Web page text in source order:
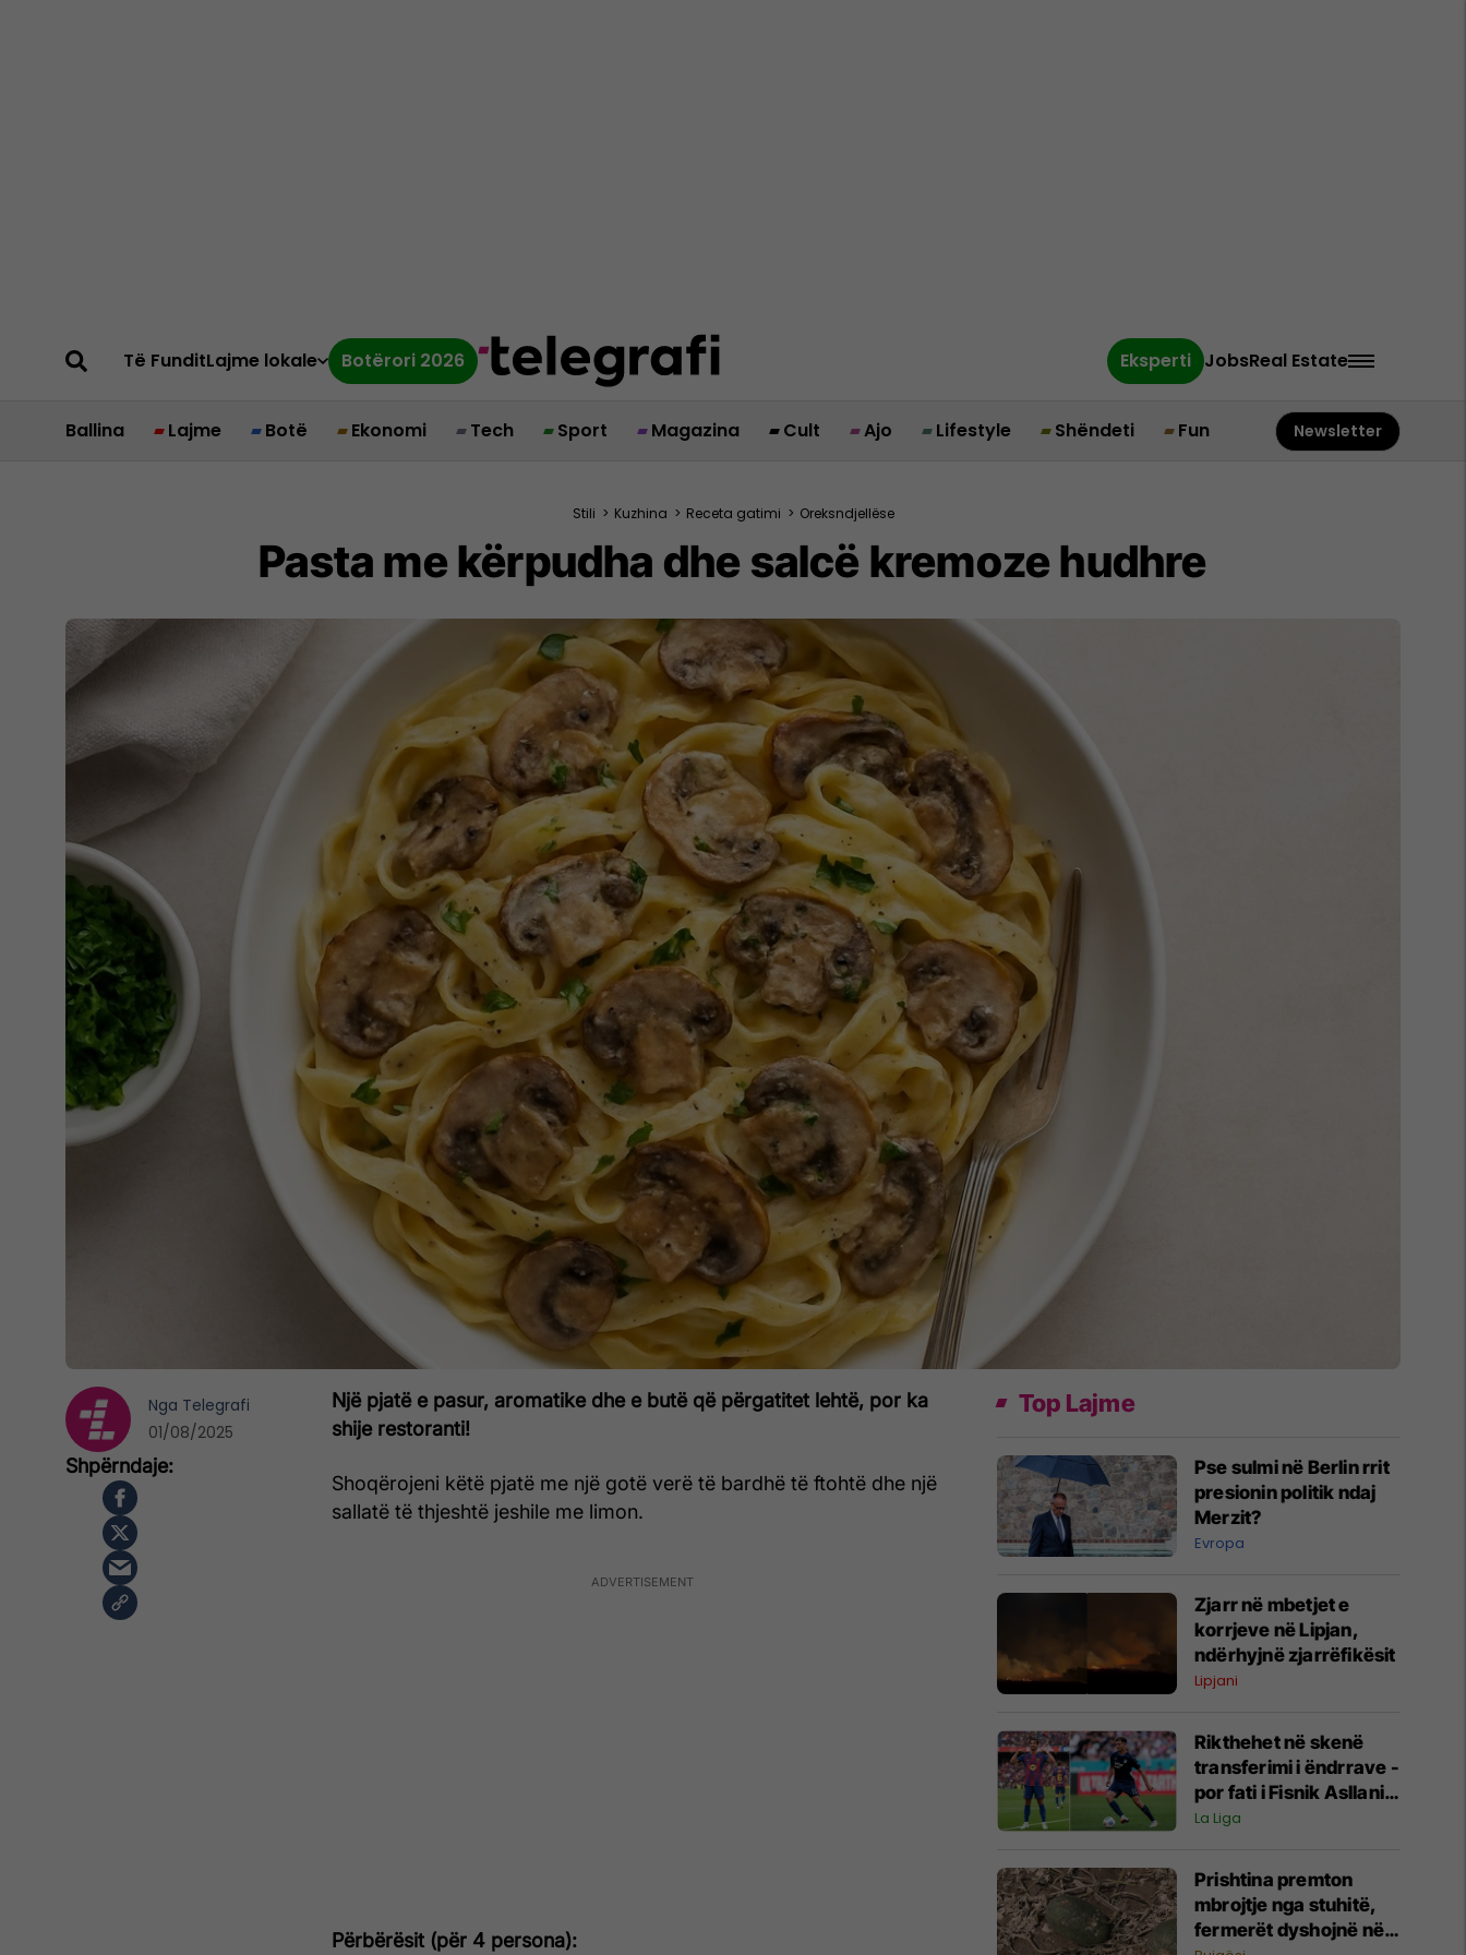
Të FunditLajme lokale Botërori 2026 Eksperti JobsReal Estate
Ballina Lajme Botë Ekonomi Tech Sport Magazina Cult Ajo Lifestyle Shëndeti Fun Newsletter
Stili > Kuzhina > Receta gatimi > Oreksndjellëse
Pasta me kërpudha dhe salcë kremoze hudhre
Një pjatë e pasur, aromatike dhe e butë që përgatitet lehtë, por ka
shije restoranti!
Shoqërojeni këtë pjatë me një gotë verë të bardhë të ftohtë dhe një
sallatë të thjeshtë jeshile me limon.
Përbërësit (për 4 persona):
Nga Telegrafi
01/08/2025
Top Lajme
Pse sulmi në Berlin rrit
presionin politik ndaj
Merzit?
Evropa
Zjarr në mbetjet e
korrjeve në Lipjan,
ndërhyjnë zjarrëfikësit
Lipjani
Rikthehet në skenë
transferimi i ëndrrave -
por fati i Fisnik Asllanit
vazhdon të varet nga
La Liga
Prishtina premton
mbrojtje nga stuhitë,
fermerët dyshojnë në